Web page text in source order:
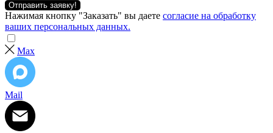
Отправить заявку!
Нажимая кнопку "Заказать" вы даете согласие на обработку
ваших персональных данных.
Max
Mail